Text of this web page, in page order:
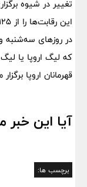
تغییر در شیوه
در روزهای سه‌شنبه
که لیگ اروپا یا
قهرمانان اروپا
آیا این خبر
برچسب ها: